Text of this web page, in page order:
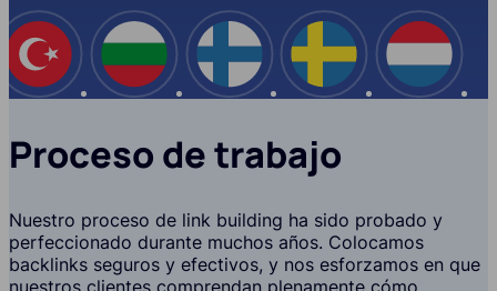
EE.UU Turquía Bulgaria Finlandia Suecia
Proceso de trabajo
Nuestro proceso de link building ha sido probado y
perfeccionado durante muchos años. Colocamos
backlinks seguros y efectivos, y nos esforzamos en que
nuestros clientes comprendan plenamente cómo